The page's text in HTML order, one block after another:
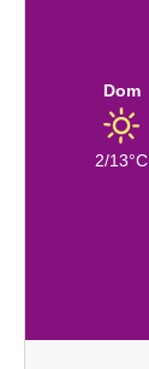
Dom
2/13°C